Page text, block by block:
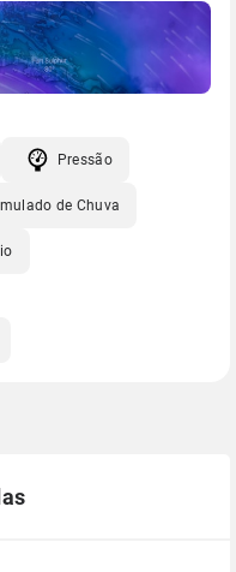
Pressão
de Chuva